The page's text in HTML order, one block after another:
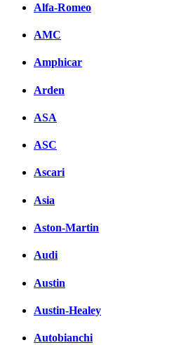
Alfa-Romeo
AMC
Amphicar
Arden
ASA
ASC
Ascari
Asia
Aston-Martin
Audi
Austin
Austin-Healey
Autobianchi